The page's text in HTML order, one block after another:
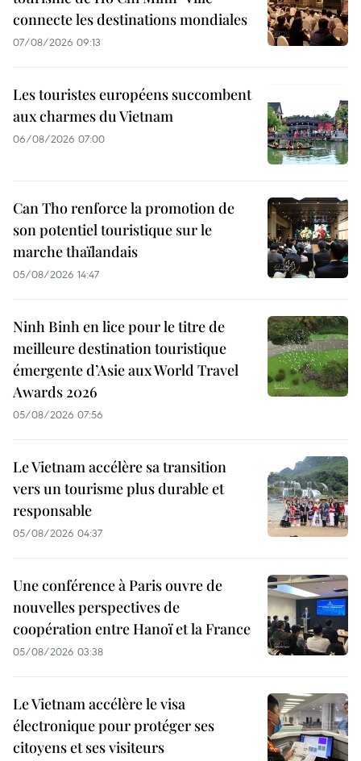
connecte les destinations mondiales
07/08/2026 09:13
Les touristes européens succombent
aux charmes du Vietnam
06/08/2026 07:00
Can Tho renforce la promotion de
son potentiel touristique sur le
marche thaïlandais
05/08/2026 14:47
Ninh Binh en lice pour le titre de
meilleure destination touristique
émergente d’Asie aux World Travel
Awards 2026
05/08/2026 07:56
Le Vietnam accélère sa transition
vers un tourisme plus durable et
responsable
05/08/2026 04:37
Une conférence à Paris ouvre de
nouvelles perspectives de
coopération entre Hanoï et la France
05/08/2026 03:38
Le Vietnam accélère le visa
électronique pour protéger ses
citoyens et ses visiteurs